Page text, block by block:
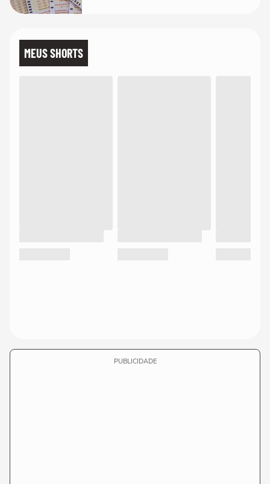
MEUS SHORTS
PUBLICIDADE